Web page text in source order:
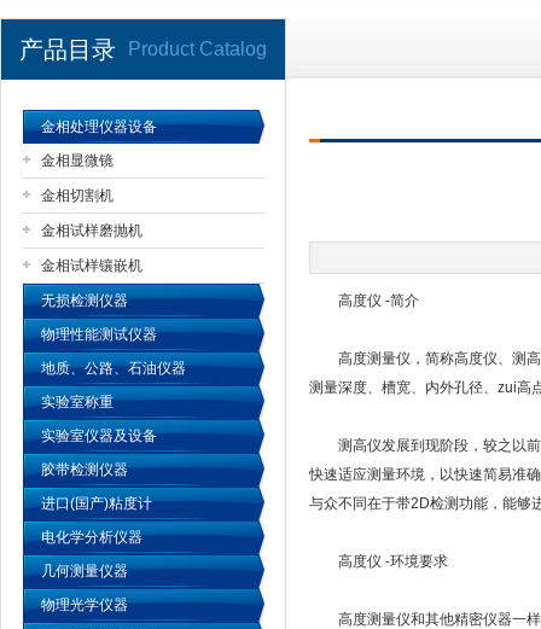
公司名称
产品目录 Product Catalog
金相处理仪器设备
金相显微镜
金相切割机
金相试样磨抛机
金相试样镶嵌机
无损检测仪器
物理性能测试仪器
地质、公路、石油仪器
实验室称重
实验室仪器及设备
胶带检测仪器
进口(国产)粘度计
电化学分析仪器
几何测量仪器
物理光学仪器
高度仪 -简介
高度测量仪，简称高度仪、测高
测量深度、槽宽、内外孔径、zui高
测高仪发展到现阶段，较之以前
快速适应测量环境，以快速简易准
与众不同在于带2D检测功能，能够
高度仪 -环境要求
高度测量仪和其他精密仪器一样